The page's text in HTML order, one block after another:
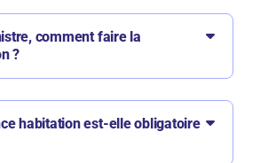
comment faire la
?
habitation est-elle obligatoire